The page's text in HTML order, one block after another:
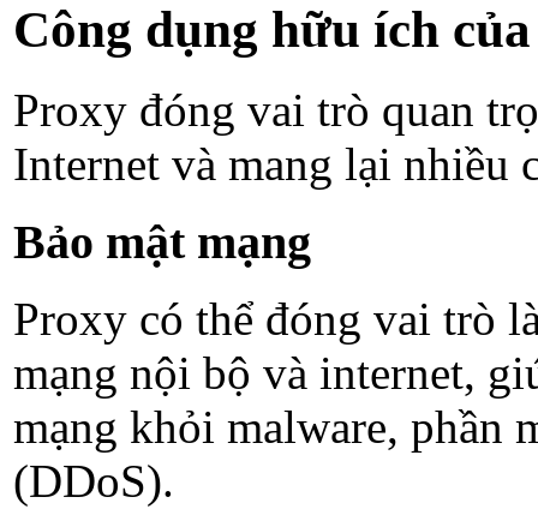
Công dụng hữu ích
Proxy đóng vai trò quan
Internet và mang lại nhiều
Bảo mật mạng
Proxy có thể đóng vai trò
mạng nội bộ và internet,
mạng khỏi malware, phần
(DDoS).